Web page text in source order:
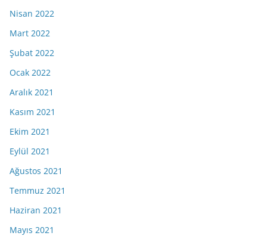
Nisan 2022
Mart 2022
Şubat 2022
Ocak 2022
Aralık 2021
Kasım 2021
Ekim 2021
Eylül 2021
Ağustos 2021
Temmuz 2021
Haziran 2021
Mayıs 2021